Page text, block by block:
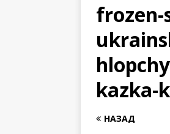
frozen-
kazka-
НАЗАД